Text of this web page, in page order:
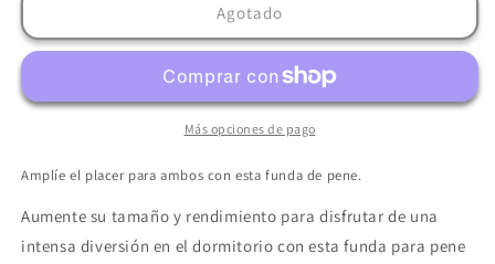
-
BRAVE
MAN
-
BRAVE
III
MAN
SENSOR
Agotado
Más opciones de pago
Amplíe el placer para ambos con esta funda de pene.
Aumente su tamaño y rendimiento para disfrutar de una
intensa diversión en el dormitorio con esta funda para pene